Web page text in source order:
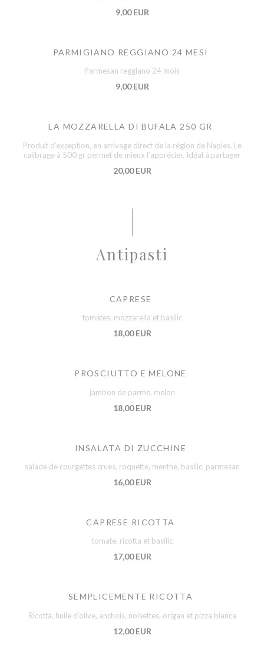
9,00 EUR
PARMIGIANO REGGIANO 24 MESI
Parmesan reggiano 24 mois
9,00 EUR
LA MOZZARELLA DI BUFALA 250 GR
Produit d’exception, en arrivage direct de la région de Naples. Le
calibrage à 500 gr permet de mieux l’apprécier. Idéal à partager
20,00 EUR
Antipasti
CAPRESE
tomates, mozzarella et basilic
18,00 EUR
PROSCIUTTO E MELONE
jambon de parme, melon
18,00 EUR
INSALATA DI ZUCCHINE
salade de courgettes crues, roquette, menthe, basilic, parmesan
16,00 EUR
CAPRESE RICOTTA
tomate, ricotta et basilic
17,00 EUR
SEMPLICEMENTE RICOTTA
Ricotta, huile d’olive, anchois, noisettes, origan et pizza bianca
12,00 EUR